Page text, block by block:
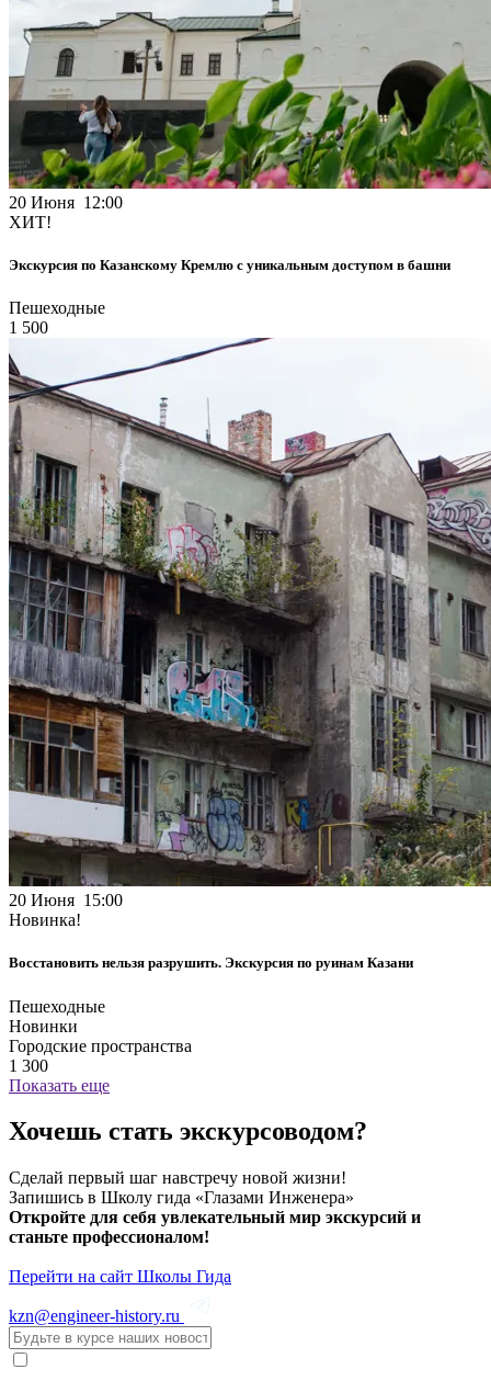
20 Июня 12:00
ХИТ!
Экскурсия по Казанскому Кремлю с уникальным доступом в башни
Пешеходные
1 500
20 Июня 15:00
Новинка!
Восстановить нельзя разрушить. Экскурсия по руинам Казани
Пешеходные
Новинки
Городские пространства
1 300
Показать еще
Хочешь стать экскурсоводом?
Сделай первый шаг навстречу новой жизни!
Запишись в Школу гида «Глазами Инженера»
Откройте для себя увлекательный мир экскурсий и
станьте профессионалом!
Перейти на сайт Школы Гида
kzn@engineer-history.ru